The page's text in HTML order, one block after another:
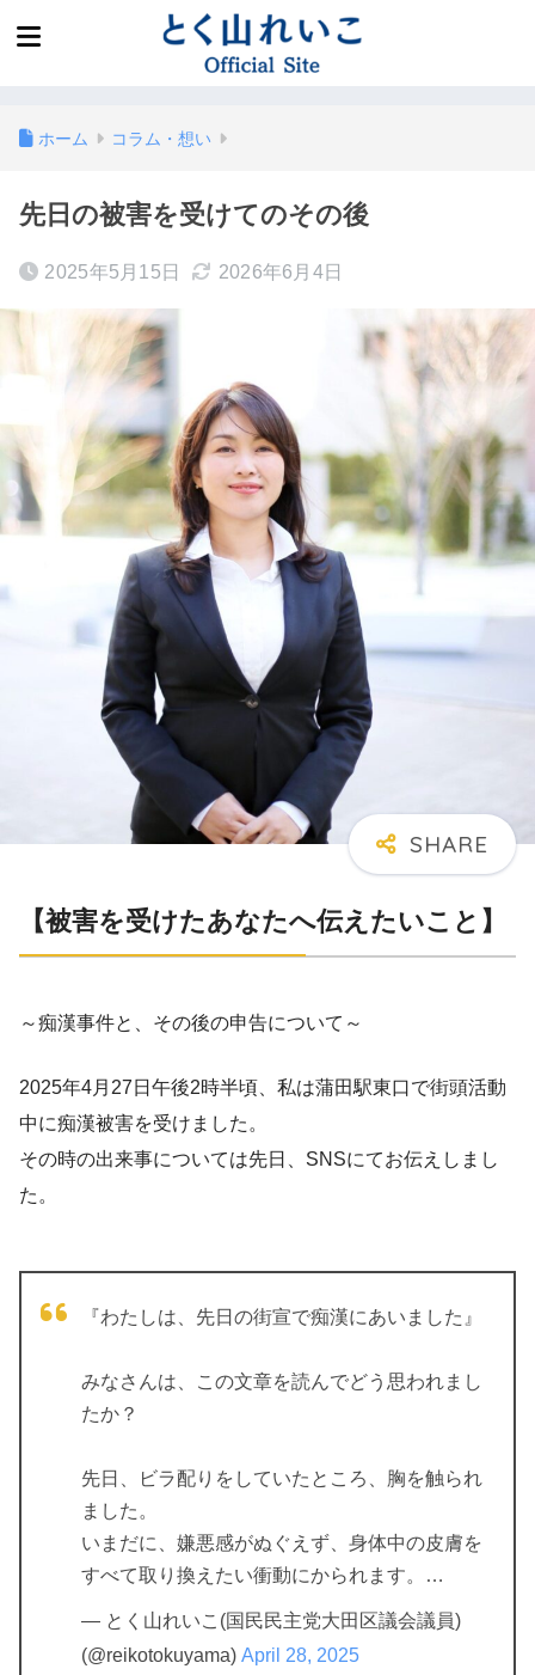
ホーム コラム・想い
先日の被害を受けてのその後
2025年5月15日 2026年6月4日
【被害を受けたあなたへ伝えたいこと】
～痴漢事件と、その後の申告について～
2025年4月27日午後2時半頃、私は蒲田駅東口で街頭活動
中に痴漢被害を受けました。
その時の出来事については先日、SNSにてお伝えしまし
た。
『わたしは、先日の街宣で痴漢にあいました』
みなさんは、この文章を読んでどう思われまし
たか？
先日、ビラ配りをしていたところ、胸を触られ
ました。
いまだに、嫌悪感がぬぐえず、身体中の皮膚を
すべて取り換えたい衝動にかられます。…
— とく山れいこ(国民民主党大田区議会議員)
(@reikotokuyama) April 28, 2025